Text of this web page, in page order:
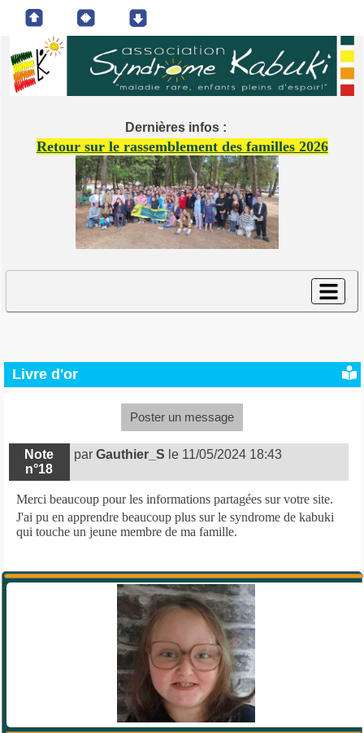
Dernières infos :
Retour sur le rassemblement des familles 2026
Livre d'or
Poster un message
Note
n°18
par Gauthier_S le 11/05/2024 18:43
Merci beaucoup pour les informations partagées sur votre site.
J'ai pu en apprendre beaucoup plus sur le syndrome de kabuki
qui touche un jeune membre de ma famille.